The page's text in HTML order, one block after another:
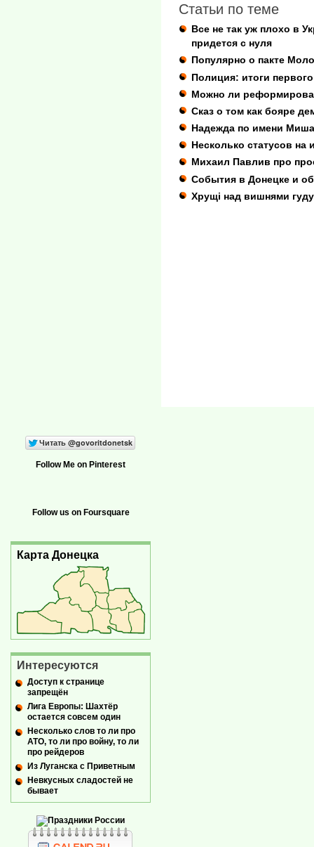
Статьи по теме
Все не так уж плохо в
придется с нуля
Популярно о пакте
Полиция: итоги
Можно ли
Сказ о том как бояре
Надежда по имени Миша
Несколько статусов на
Михаил Павлив про
События в Донецке и
Хрущі над вишнями
Follow Me on Pinterest
Follow us on Foursquare
Карта Донецка
Интересуются
Доступ к странице
запрещён
Лига Европы: Шахтёр
остается совсем один
Несколько слов то ли про
АТО, то ли про войну, то ли
про рейдеров
Из Луганска с Приветным
Невкусных сладостей не
бывает